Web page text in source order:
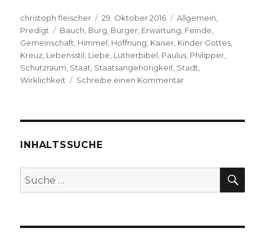
Autor
christoph.fleischer
Veröffentlicht
am
29. Oktober 2016 Kategorien
Allgemein
Predigt
Schlagwörter
Bauch Burg Bürger Erwartung Feinde
Gemeinschaft Himmel Hoffnung Kaiser Kinder Gottes
Kreuz Lebensstil Liebe Lutherbibel Paulus Philipper
Schutzraum Staat Staatsangehörigkeit Stadt
Wirklichkeit
Schreibe einen Kommentarzu
Welver
INHALTSSUCHE
Suche
nach: